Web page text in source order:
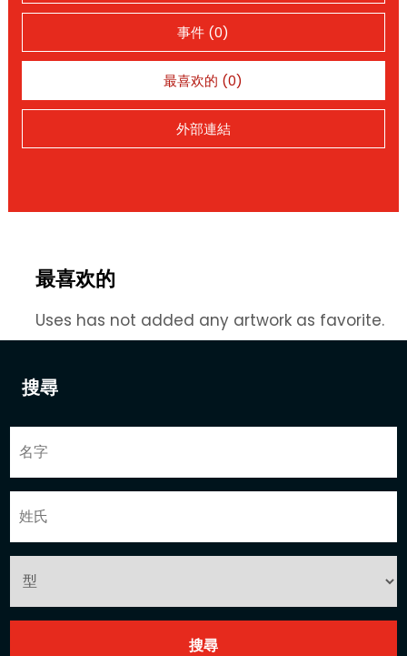
搜尋
事件 (0)
最喜欢的 (0)
外部連結
最喜欢的
Uses has not added any artwork as favorite.